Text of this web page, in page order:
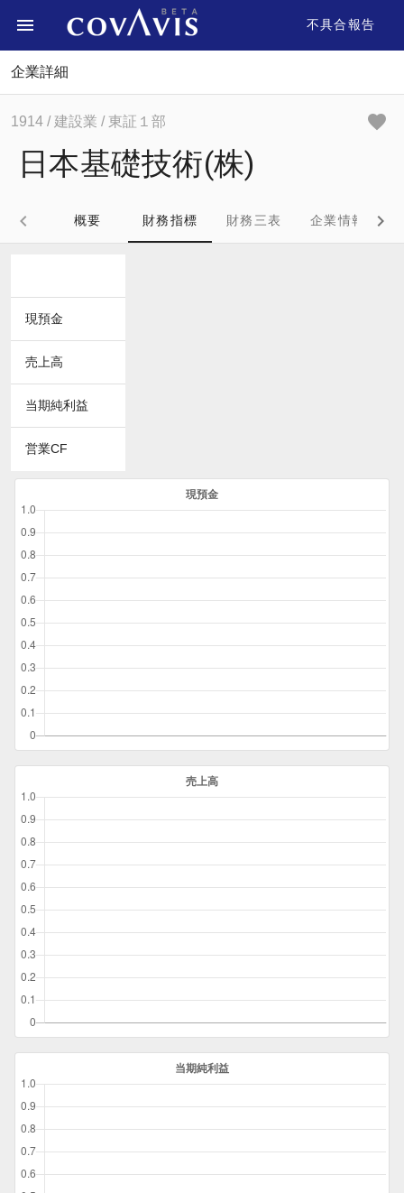
不具合報告
企業詳細
1914 / 建設業 / 東証１部
日本基礎技術(株)
概要 財務指標 財務三表 企業情報
現預金
売上高
当期純利益
営業CF